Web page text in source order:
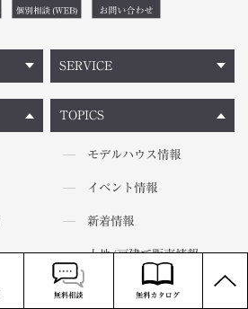
TOPICS
モデルハウス情報
イベント情報
新着情報
土地/戸建て販売情報
SERVICE
COMPANY
TOP